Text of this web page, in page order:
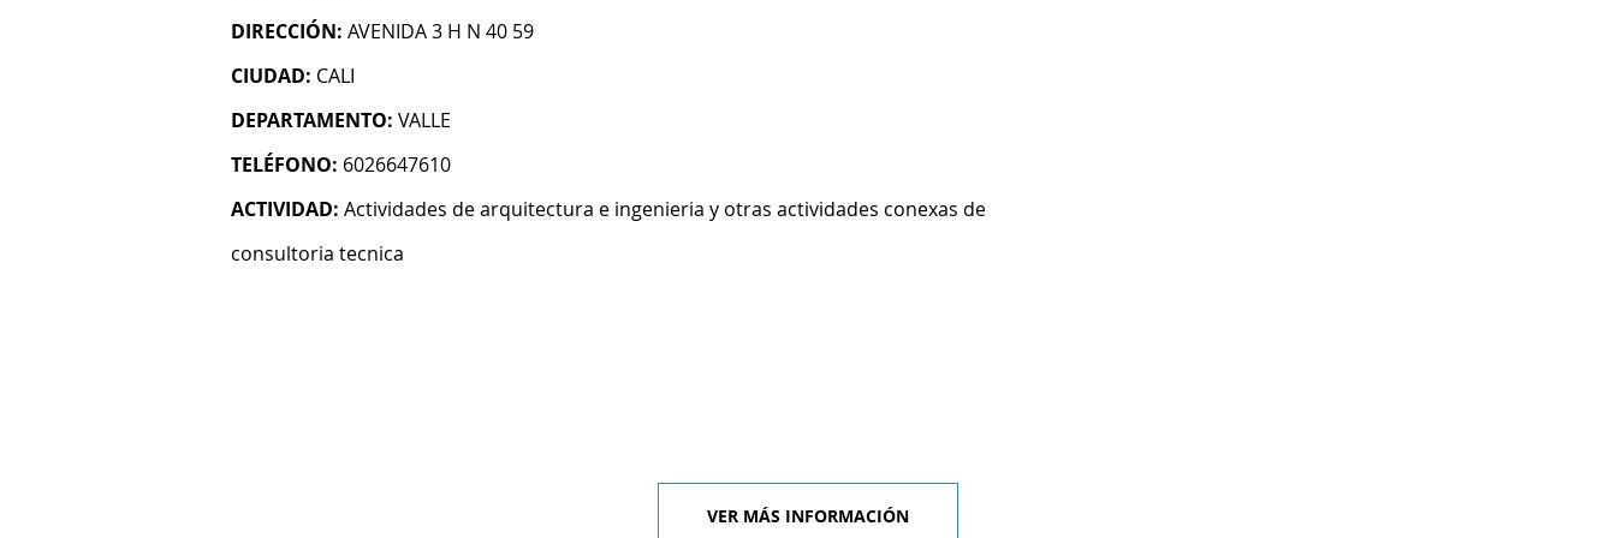
DIRECCIÓN: AVENIDA 3 H N 40 59
CIUDAD: CALI
DEPARTAMENTO: VALLE
TELÉFONO: 6026647610
ACTIVIDAD: Actividades de arquitectura e ingenieria y otras actividades conexas de
consultoria tecnica
VER MÁS INFORMACIÓN